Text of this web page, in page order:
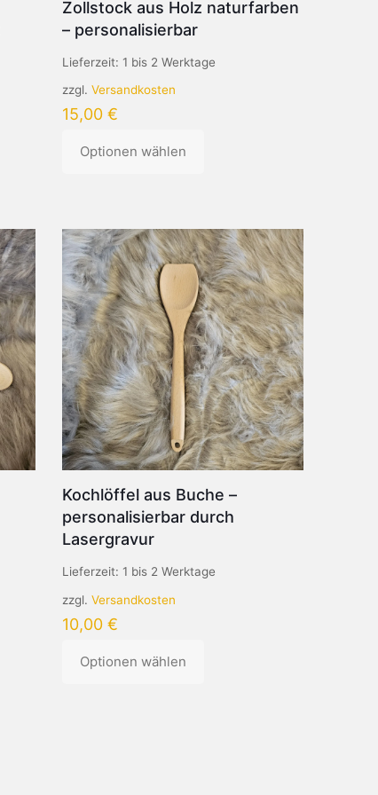
Zollstock aus Holz naturfarben
– personalisierbar
Lieferzeit: 1 bis 2 Werktage
zzgl. Versandkosten
15,00 €
Optionen wählen
mehrere
Varianten
auf.
Die
Optionen
können
auf
der
Produktseite
gewählt
werden
Kochlöffel aus Buche –
personalisierbar durch
Lasergravur
Lieferzeit: 1 bis 2 Werktage
zzgl. Versandkosten
10,00 €
Optionen wählen